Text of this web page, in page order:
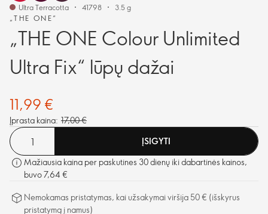
„THE ONE“
„THE ONE Colour Unlimited
Ultra Fix“ lūpų dažai
Ultra Terracotta 41798 3.5 g
11,99 €
Įprasta kaina: 17,00 €
ĮSIGYTI
Mažiausia kaina per paskutines 30 dienų iki dabartinės kainos,
buvo 7,64 €
Nemokamas pristatymas, kai užsakymai viršija 50 € (išskyrus
pristatymą į namus)